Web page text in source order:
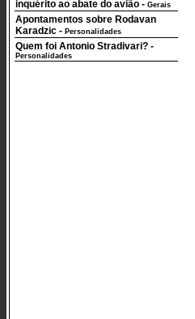
inquérito ao abate do avião - Gerais
Apontamentos sobre Rodavan
Karadzic - Personalidades
Quem foi Antonio Stradivari? -
Personalidades